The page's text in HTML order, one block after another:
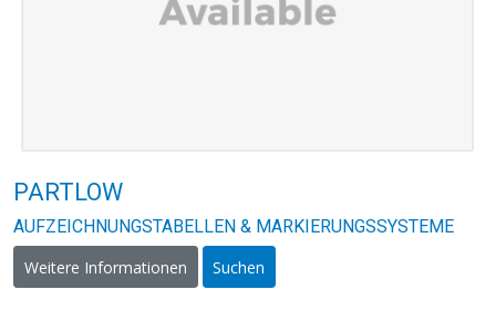
PARTLOW
AUFZEICHNUNGSTABELLEN & MARKIERUNGSSYSTEME
Weitere Informationen
Suchen